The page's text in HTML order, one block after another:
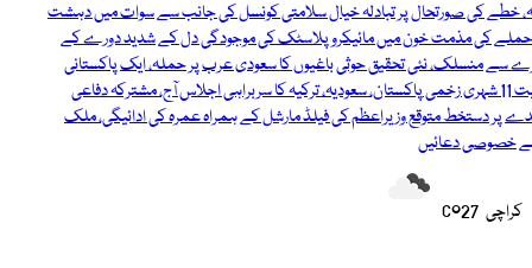
صورتحال پر تبادلہ خیالسلامتی کونسل کی جانب سے سوات میں دہشت
مذمتخون میں مائیکرو پلاسٹک کی موجودگی دل کے شدید دورے کے
نئی تحقیقحوثی باغیوں کا سعودی عرب پر حملہ، ایک پاکستانی
پاکستان، سعودیہ، ترکیہ کا سربراہی اجلاس آج، مشترکہ دفاعی
متوقعوزیراعظم کی فیلڈ مارشل کے ہمراہ عمرہ کی ادائیگی، ملک
دعائیں
کراچی 27°C